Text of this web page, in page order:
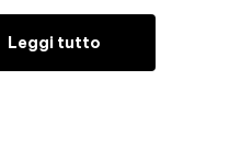
Leggi tutto